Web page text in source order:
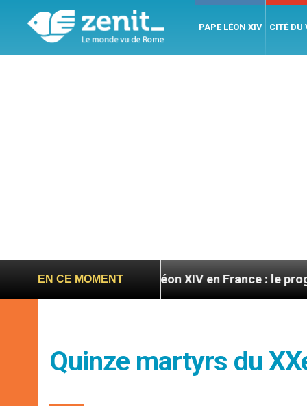
PAPE LÉON XIV CITÉ DU
EN CE MOMENT
Léon XIV en France : le programme
Quinze martyrs du